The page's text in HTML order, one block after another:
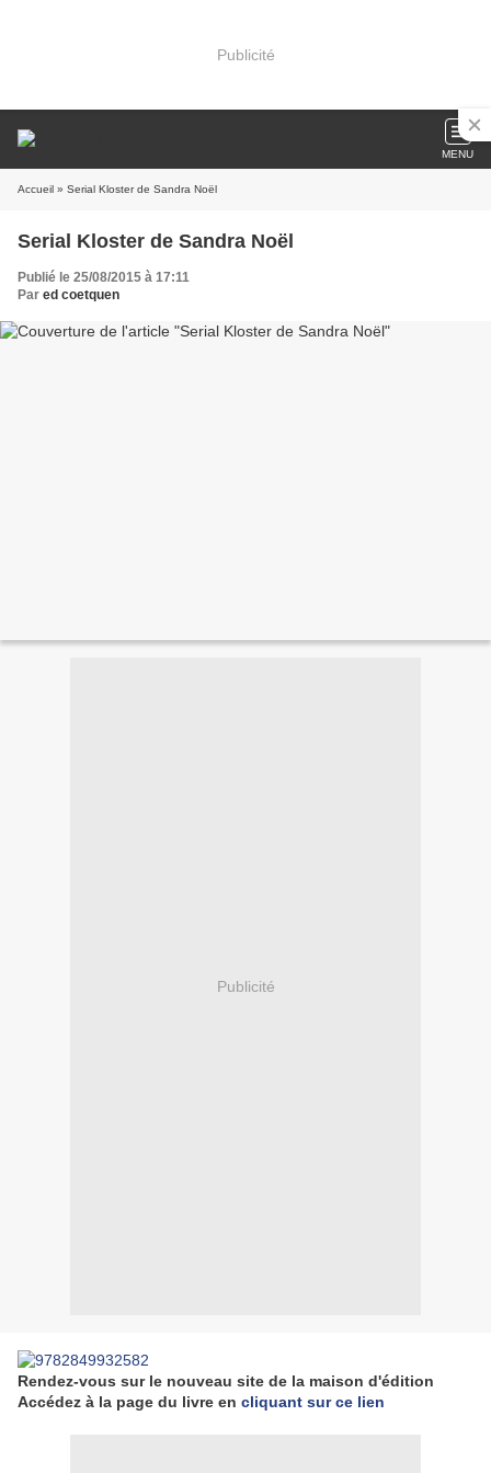
Publicité
MENU
Accueil » Serial Kloster de Sandra Noël
Serial Kloster de Sandra Noël
Publié le 25/08/2015 à 17:11
Par ed coetquen
Publicité
Rendez-vous sur le nouveau site de la maison d'édition
Accédez à la page du livre en cliquant sur ce lien